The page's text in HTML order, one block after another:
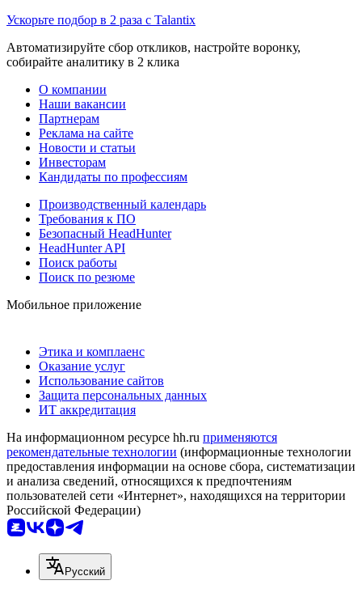
Ускорьте подбор в 2 раза с Talantix
Автоматизируйте сбор откликов, настройте воронку,
собирайте аналитику в 2 клика
О компании
Наши вакансии
Партнерам
Реклама на сайте
Новости и статьи
Инвесторам
Кандидаты по профессиям
Производственный календарь
Требования к ПО
Безопасный HeadHunter
HeadHunter API
Поиск работы
Поиск по резюме
Мобильное приложение
Этика и комплаенс
Оказание услуг
Использование сайтов
Защита персональных данных
ИТ аккредитация
На информационном ресурсе hh.ru применяются
рекомендательные технологии (информационные технологии
предоставления информации на основе сбора, систематизации
и анализа сведений, относящихся к предпочтениям
пользователей сети «Интернет», находящихся на территории
Российской Федерации)
Русский